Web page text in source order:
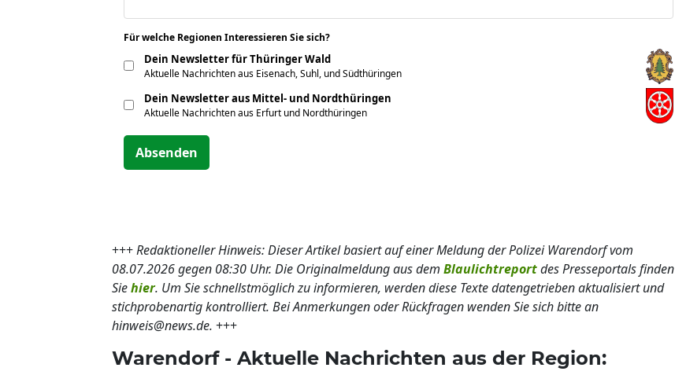
Für welche Regionen Interessieren Sie sich?
Dein Newsletter für Thüringer Wald
Aktuelle Nachrichten aus Eisenach, Suhl, und Südthüringen
Dein Newsletter aus Mittel- und Nordthüringen
Aktuelle Nachrichten aus Erfurt und Nordthüringen
Absenden
+++Redaktioneller Hinweis: Dieser Artikel basiert auf einer Meldung der Polizei Warendorf vom
08.07.2026 gegen 08:30 Uhr. Die Originalmeldung aus dem Blaulichtreportdes Presseportals finden
Siehier. Um Sie schnellstmöglich zu informieren, werden diese Texte datengetrieben aktualisiert und
stichprobenartig kontrolliert. Bei Anmerkungen oder Rückfragen wenden Sie sich bitte an
hinweis@news.de. +++
Warendorf - Aktuelle Nachrichten aus der Region: